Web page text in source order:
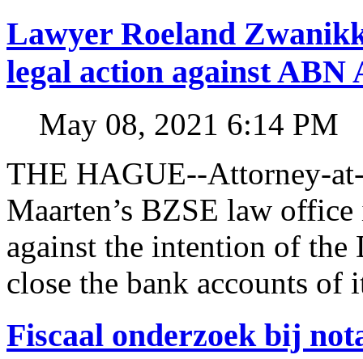
Lawyer Roeland
legal action against
May 08, 2021 6:14 PM
THE HAGUE--Attorney-
Maarten’s BZSE law
against the intention of
close the bank accounts of
Fiscaal onderzoek bij